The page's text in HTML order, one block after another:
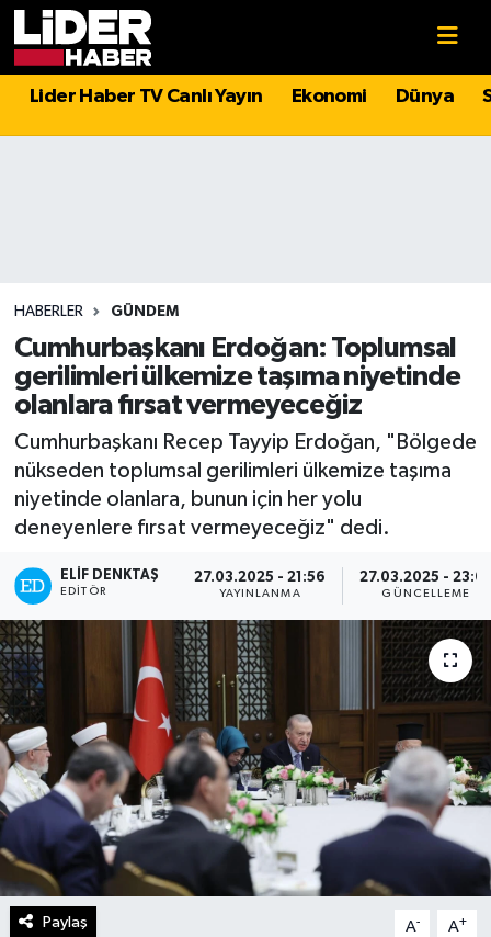
Lider Haber TV Canlı Yayın Ekonomi Dünya
HABERLER GÜNDEM
Cumhurbaşkanı Erdoğan: Toplumsal
gerilimleri ülkemize taşıma niyetinde
olanlara fırsat vermeyeceğiz
Cumhurbaşkanı Recep Tayyip Erdoğan, "Bölgede
nükseden toplumsal gerilimleri ülkemize taşıma
niyetinde olanlara, bunun için her yolu
deneyenlere fırsat vermeyeceğiz" dedi.
ELIF DENKTAŞ
EDITÖR
27.03.2025 - 21:56
YAYINLANMA
27.03.2025 -
GÜNCELLEME
Paylaş A- A+
Politika
Magazin
Spor
Sağlık
Teknoloji
Turizm
Kültür - Sanat
Lider Haber TV Canlı Yayın izle
Hava Durumu
Süper Lig Puan Durumu ve Fikstür
Tüm Manşetler
Son Dakika Haberleri
Haber Arşivi